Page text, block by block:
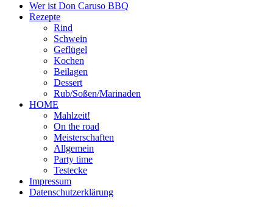
Wer ist Don Caruso BBQ
Rezepte
Rind
Schwein
Geflügel
Kochen
Beilagen
Dessert
Rub/Soßen/Marinaden
HOME
Mahlzeit!
On the road
Meisterschaften
Allgemein
Party time
Testecke
Impressum
Datenschutzerklärung